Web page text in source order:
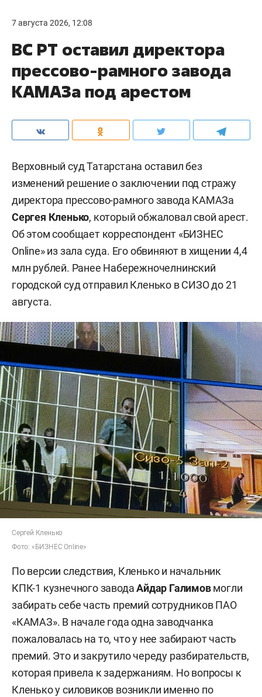
7 августа 2026, 12:08
ВС РТ оставил директора
прессово-рамного завода
КАМАЗа под арестом
Верховный суд Татарстана оставил без
изменений решение о заключении под стражу
директора прессово-рамного завода КАМАЗа
Сергея Кленько, который обжаловал свой арест.
Об этом сообщает корреспондент «БИЗНЕС
Online» из зала суда. Его обвиняют в хищении 4,4
млн рублей. Ранее Набережночелнинский
городской суд отправил Кленько в СИЗО до 21
августа.
Сергей Кленько
Фото: «БИЗНЕС Online»
По версии следствия, Кленько и начальник
КПК-1 кузнечного заводаАйдар Галимовмогли
забирать себе часть премий сотрудников ПАО
«КАМАЗ». В начале года одна заводчанка
пожаловалась на то, что у нее забирают часть
премий. Это и закрутило череду разбирательств,
которая привела к задержаниям. Но вопросы к
Кленько у силовиков возникли именно по